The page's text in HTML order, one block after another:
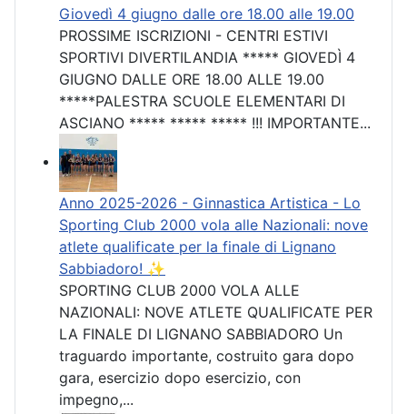
Giovedì 4 giugno dalle ore 18.00 alle 19.00
PROSSIME ISCRIZIONI - CENTRI ESTIVI
SPORTIVI DIVERTILANDIA ***** GIOVEDÌ 4
GIUGNO DALLE ORE 18.00 ALLE 19.00
*****PALESTRA SCUOLE ELEMENTARI DI
ASCIANO ***** ***** ***** !!! IMPORTANTE...
Anno 2025-2026 - Ginnastica Artistica - Lo
Sporting Club 2000 vola alle Nazionali: nove
atlete qualificate per la finale di Lignano
Sabbiadoro! ✨
SPORTING CLUB 2000 VOLA ALLE
NAZIONALI: NOVE ATLETE QUALIFICATE PER
LA FINALE DI LIGNANO SABBIADORO Un
traguardo importante, costruito gara dopo
gara, esercizio dopo esercizio, con
impegno,...